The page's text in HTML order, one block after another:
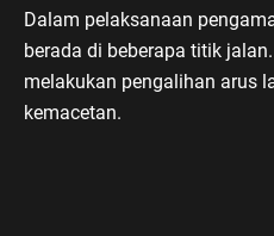
Dalam pelaksanaan
berada di beberapa titik
melakukan pengalihan arus
kemacetan.